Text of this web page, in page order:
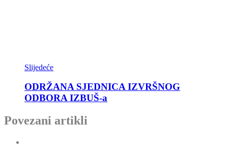
Slijedeće
ODRŽANA SJEDNICA IZVRŠNOG
ODBORA IZBUŠ-a
Povezani artikli